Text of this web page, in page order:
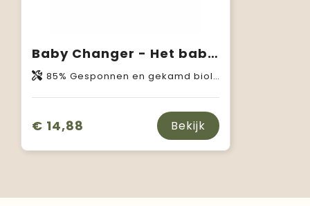
Baby Changer - Het baby Iconic crewneck sweatshirt
85% Gesponnen en gekamd biologisch katoen, 15% Gerecycled polyester
€ 14,88 Bekijk